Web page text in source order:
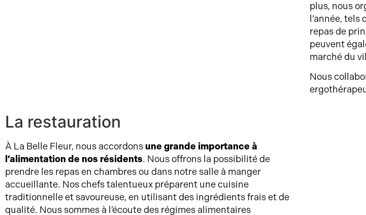
plus, nous
l’année,
repas de
peuvent
marché du
Nous
La restauration
À La Belle Fleur, nous accordonsune grande importance à
l’alimentation de nos résidents. Nous offrons la possibilité de
prendre les repas en chambres ou dans notre salle à manger
accueillante. Nos chefs talentueux préparent une cuisine
traditionnelle et savoureuse, en utilisant des ingrédients frais et de
qualité. Nous sommes à l’écoute des régimes alimentaires